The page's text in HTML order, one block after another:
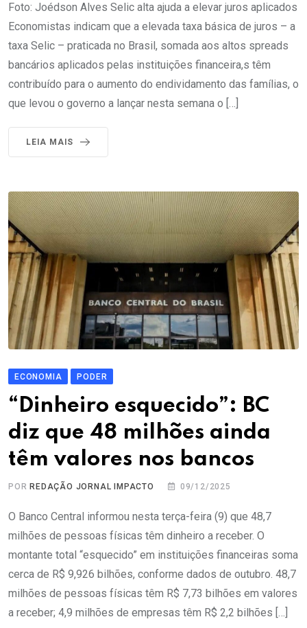
Foto: Joédson Alves Selic alta ajuda a elevar juros aplicados
Economistas indicam que a elevada taxa básica de juros – a
taxa Selic – praticada no Brasil, somada aos altos spreads
bancários aplicados pelas instituições financeira,s têm
contribuído para o aumento do endividamento das famílias, o
que levou o governo a lançar nesta semana o […]
LEIA MAIS
ECONOMIA PODER
“Dinheiro esquecido”: BC
diz que 48 milhões ainda
têm valores nos bancos
POR REDAÇÃO JORNAL IMPACTO 09/12/2025
O Banco Central informou nesta terça-feira (9) que 48,7
milhões de pessoas físicas têm dinheiro a receber. O
montante total “esquecido” em instituições financeiras soma
cerca de R$ 9,926 bilhões, conforme dados de outubro. 48,7
milhões de pessoas físicas têm R$ 7,73 bilhões em valores
a receber; 4,9 milhões de empresas têm R$ 2,2 bilhões […]